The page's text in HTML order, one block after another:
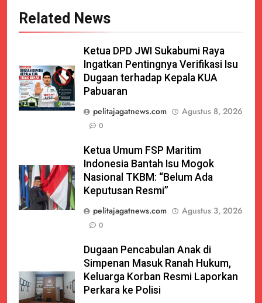
Related News
Ketua DPD JWI Sukabumi Raya
Ingatkan Pentingnya Verifikasi Isu
Dugaan terhadap Kepala KUA
Pabuaran
pelitajagatnews.com
Agustus 8, 2026
0
Ketua Umum FSP Maritim
Indonesia Bantah Isu Mogok
Nasional TKBM: “Belum Ada
Keputusan Resmi”
pelitajagatnews.com
Agustus 3, 2026
0
Dugaan Pencabulan Anak di
Simpenan Masuk Ranah Hukum,
Keluarga Korban Resmi Laporkan
Perkara ke Polisi